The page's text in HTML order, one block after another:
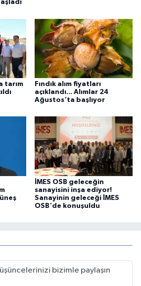
tarım
Fındık alım fiyatları
açıklandı... Alımlar 24
Ağustos'ta başlıyor
İMES OSB geleceğin
sanayisini inşa ediyor!
Sanayinin geleceği İMES
OSB'de konuşuldu